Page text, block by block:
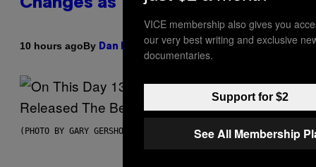
Changes as You Get Older
10 hours agoBy Dan Milam
(PHOTO BY GARY GERSHOFF/WIREIMAGE)
VICE membership also gives you
our very best writing and exclusive
documentaries.
Support for $2
See All Membership